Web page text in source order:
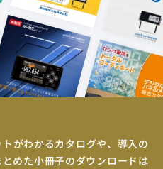
がわかるカタログや、導入の
めた小冊子のダウンロードは